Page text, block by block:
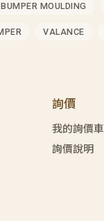
BUMPER MOULDING
VALANCE
詢價
我的詢價車
詢價說明